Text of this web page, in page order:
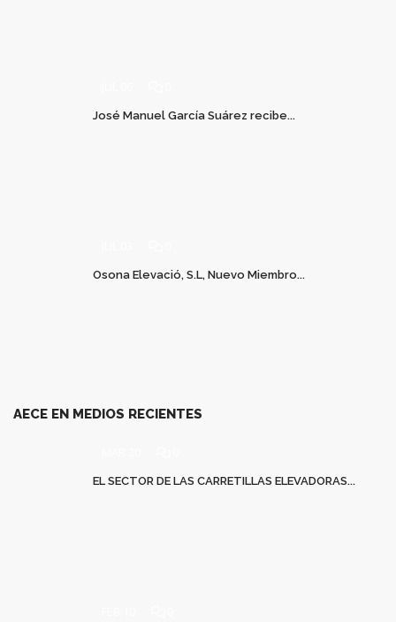
José Manuel García Suárez recibe...
Osona Elevació, S.L, Nuevo Miembro...
AECE EN MEDIOS RECIENTES
EL SECTOR DE LAS CARRETILLAS ELEVADORAS...